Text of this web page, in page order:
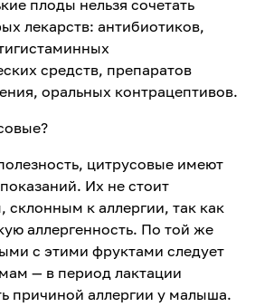
плоды нельзя сочетать
лекарств: антибиотиков,
средств, препаратов
оральных контрацептивов.
цитрусовые имеют
Их не стоит
склонным к аллергии, так как
аллергенность. По той же
с этими фруктами следует
— в период лактации
причиной аллергии у малыша.